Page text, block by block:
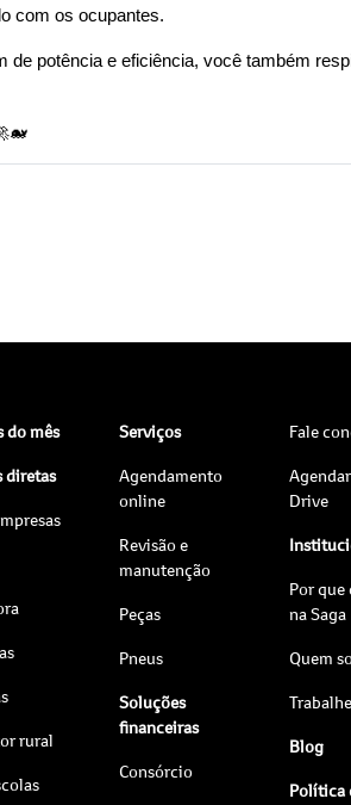
com os ocupantes.
de potência e eficiência, você também
do mês
diretas
rural
Serviços
Agendamento
online
Revisão e
manutenção
Peças
Pneus
Soluções
financeiras
Consórcio
Fale
Drive
Por
na Saga
Quem
Blog
Política